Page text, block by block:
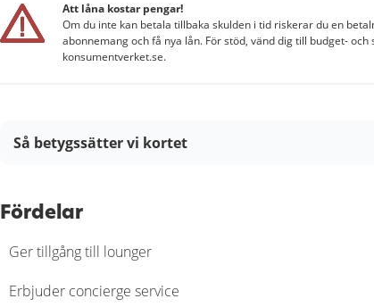
Att låna kostar pengar!
Om du inte kan betala tillbaka skulden i tid riskerar du en
abonnemang och få nya lån. För stöd, vänd dig till budget-
konsumentverket.se.
Så betygssätter vi kortet
bedömningar baseras på verifierad information,
Fördelar
Ger tillgång till lounger
Erbjuder concierge service